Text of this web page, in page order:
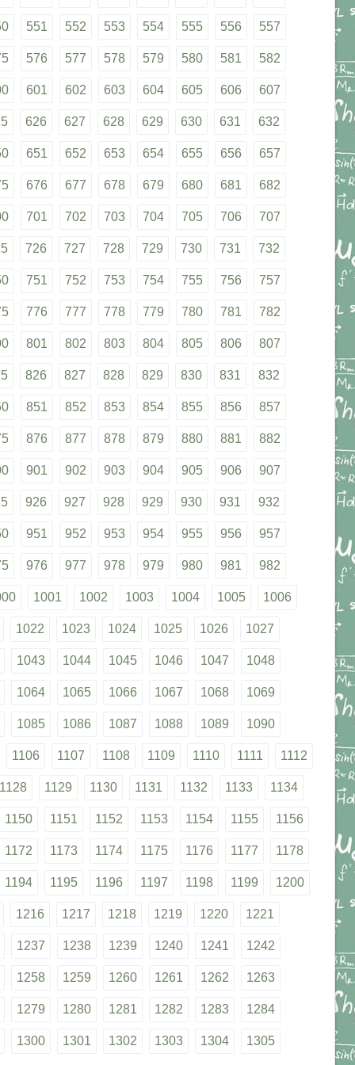
551 552 553 554 555 556 557
576 577 578 579 580 581 582
601 602 603 604 605 606 607
626 627 628 629 630 631 632
651 652 653 654 655 656 657
676 677 678 679 680 681 682
701 702 703 704 705 706 707
726 727 728 729 730 731 732
751 752 753 754 755 756 757
776 777 778 779 780 781 782
801 802 803 804 805 806 807
826 827 828 829 830 831 832
851 852 853 854 855 856 857
876 877 878 879 880 881 882
901 902 903 904 905 906 907
926 927 928 929 930 931 932
951 952 953 954 955 956 957
976 977 978 979 980 981 982
1001 1002 1003 1004 1005 1006
1022 1023 1024 1025 1026 1027
1043 1044 1045 1046 1047 1048
1064 1065 1066 1067 1068 1069
1085 1086 1087 1088 1089 1090
1106 1107 1108 1109 1110 1111 1112
1128 1129 1130 1131 1132 1133 1134
1150 1151 1152 1153 1154 1155 1156
1172 1173 1174 1175 1176 1177 1178
1194 1195 1196 1197 1198 1199 1200
1216 1217 1218 1219 1220 1221
1237 1238 1239 1240 1241 1242
1258 1259 1260 1261 1262 1263
1279 1280 1281 1282 1283 1284
1300 1301 1302 1303 1304 1305